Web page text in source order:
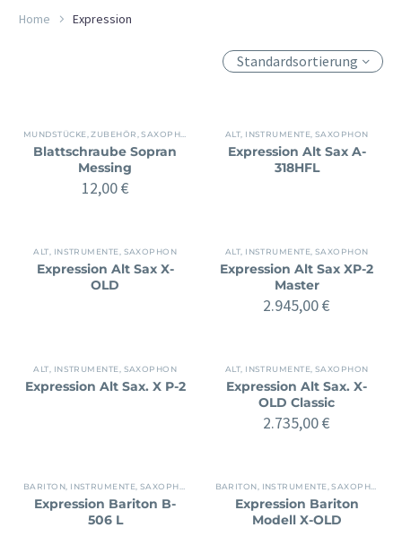
Home Expression
Standardsortierung
MUNDSTÜCKE, ZUBEHÖR ,SAXOPHON ZUBEHÖR
Blattschraube Sopran
Messing
12,00€
ALT INSTRUMENTE SAXOPHON
Expression Alt Sax A-
318HFL
ALT INSTRUMENTE SAXOPHON
Expression Alt Sax X-
OLD
ALT INSTRUMENTE SAXOPHON
Expression Alt Sax XP-2
Master
2.945,00€
ALT INSTRUMENTE SAXOPHON
Expression Alt Sax. X P-2
ALT INSTRUMENTE SAXOPHON
Expression Alt Sax. X-
OLD Classic
2.735,00€
BARITON INSTRUMENTE SAXOPHON
Expression Bariton B-
506 L
BARITON INSTRUMENTE ,SAXOPHON
Expression Bariton
Modell X-OLD